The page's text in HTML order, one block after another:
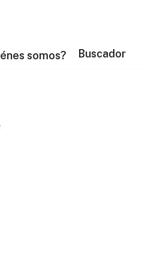
somos? Buscador